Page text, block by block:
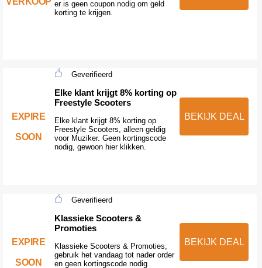
er is geen coupon nodig om geld
korting te krijgen.
EXPIRE
SOON
Geverifieerd
Elke klant krijgt 8% korting op
Freestyle Scooters
Elke klant krijgt 8% korting op
Freestyle Scooters, alleen geldig
voor Muziker. Geen kortingscode
nodig, gewoon hier klikken.
BEKIJK DEAL
EXPIRE
SOON
Geverifieerd
Klassieke Scooters &
Promoties
Klassieke Scooters & Promoties,
gebruik het vandaag tot nader order
en geen kortingscode nodig
BEKIJK DEAL